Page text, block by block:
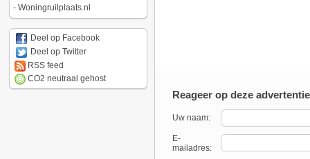
- Woningruilplaats.nl
Deel op Facebook
Deel op Twitter
RSS feed
CO2 neutraal gehost
Reageer op deze advertentie
Uw naam:
E-
mailadres: